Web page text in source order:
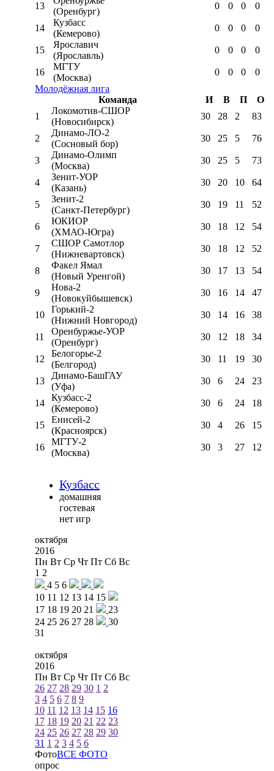
13
(Оренбург)
0 0 0 0
14
Кузбасс
(Кемерово)
0 0 0 0
15
Ярославич
(Ярославль)
0 0 0 0
16
МГТУ
(Москва)
0 0 0
0
Молодёжная лига
Команда
И В П
О
1
Локомотив-CШОР
(Новосибирск)
30 28 2 83
2
Динамо-ЛО-2
(Сосновый бор)
30 25 5 76
3
Динамо-Олимп
(Москва)
30 25 5 73
4
Зенит-УОР
(Казань)
30 20 10 64
5
Зенит-2
(Санкт-Петербург)
30 19 11 52
6
ЮКИОР
(ХМАО-Югра)
30 18 12 54
7
СШОР Самотлор
(Нижневартовск)
30 18 12 52
8
Факел Ямал
(Новый Уренгой)
30 17 13 54
9
Нова-2
(Новокуйбышевск)
30 16 14 47
10
Горький-2
(Нижний Новгород)
30 14 16 38
11
Оренбуржье-УОР
(Оренбург)
30 12 18 34
12
Белогорье-2
(Белгород)
30 11 19 30
13
Динамо-БашГАУ
(Уфа)
30 6 24 23
14
Кузбасс-2
(Кемерово)
30 6 24 18
15
Енисей-2
(Красноярск)
30 4 26 15
16
МГТУ-2
(Москва)
30 3 27 12
Кузбасс
домашняя
гостевая
нет игр
октября
2016
Пн Вт Ср Чт Пт Сб Вс
1 2
4 5 6
10 11 12 13 14 15
17 18 19 20 21
23
24 25 26 27 28
30
31
октября
2016
Пн Вт Ср Чт Пт Сб Вс
26 27 28 29 30 1 2
3 4 5 6 7 8 9
10 11 12 13 14 15 16
17 18 19 20 21 22 23
24 25 26 27 28 29 30
31 1 2 3 4 5 6
ФотоВСЕ ФОТО
опрос